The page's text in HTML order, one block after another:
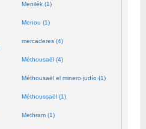
Menilék (1)
Menou (1)
mercaderes (4)
Méthousaël (4)
Méthousaël el minero judío (1)
Méthoussaël (1)
Methram (1)